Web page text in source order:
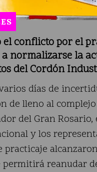
el conflicto por el
normalizarse la
del Cordón
días de
de lleno al complejo
del Gran Rosario,
y los
practicaje
permitirá reanudar